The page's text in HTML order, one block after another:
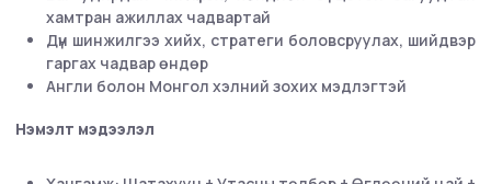
хамтран ажиллах чадвартай
Дүн шинжилгээ хийх, стратеги боловсруулах, шийдвэр
гаргах чадвар өндөр
Англи болон Монгол хэлний зохих мэдлэгтэй
Нэмэлт мэдээлэл